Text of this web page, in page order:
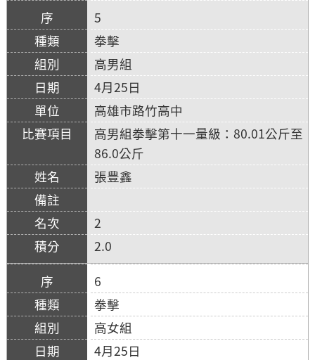
5
拳擊
高男組
4月25日
高雄市路竹高中
高男組拳擊第十一量級：80.01公斤至
86.0公斤
張豊鑫
2
2.0
6
拳擊
高女組
4月25日